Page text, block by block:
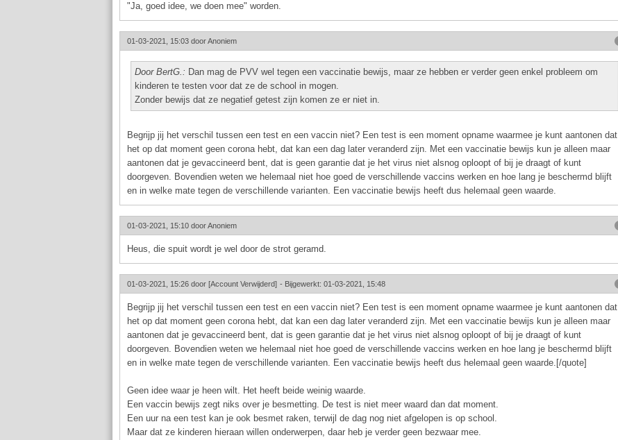
"Ja, goed idee, we doen mee" worden.
01-03-2021, 15:03 doorAnoniem
Door BertG.: Dan mag de PVV wel tegen een vaccinatie bewijs, maar ze hebben er verder geen enkel probleem om
kinderen te testen voor dat ze de school in mogen.
Zonder bewijs dat ze negatief getest zijn komen ze er niet in.
Begrijp jij het verschil tussen een test en een vaccin niet? Een test is een moment opname waarmee je kunt aantonen dat
het op dat moment geen corona hebt, dat kan een dag later veranderd zijn. Met een vaccinatie bewijs kun je alleen maar
aantonen dat je gevaccineerd bent, dat is geen garantie dat je het virus niet alsnog oploopt of bij je draagt of kunt
doorgeven. Bovendien weten we helemaal niet hoe goed de verschillende vaccins werken en hoe lang je beschermd blijft
en in welke mate tegen de verschillende varianten. Een vaccinatie bewijs heeft dus helemaal geen waarde.
01-03-2021, 15:10 doorAnoniem
Heus, die spuit wordt je wel door de strot geramd.
01-03-2021, 15:26 door [Account Verwijderd] - Bijgewerkt: 01-03-2021, 15:48
Begrijp jij het verschil tussen een test en een vaccin niet? Een test is een moment opname waarmee je kunt aantonen dat
het op dat moment geen corona hebt, dat kan een dag later veranderd zijn. Met een vaccinatie bewijs kun je alleen maar
aantonen dat je gevaccineerd bent, dat is geen garantie dat je het virus niet alsnog oploopt of bij je draagt of kunt
doorgeven. Bovendien weten we helemaal niet hoe goed de verschillende vaccins werken en hoe lang je beschermd blijft
en in welke mate tegen de verschillende varianten. Een vaccinatie bewijs heeft dus helemaal geen waarde.[/quote]
Geen idee waar je heen wilt. Het heeft beide weinig waarde.
Een vaccin bewijs zegt niks over je besmetting. De test is niet meer waard dan dat moment.
Een uur na een test kan je ook besmet raken, terwijl de dag nog niet afgelopen is op school.
Maar dat ze kinderen hieraan willen onderwerpen, daar heb je verder geen bezwaar mee.